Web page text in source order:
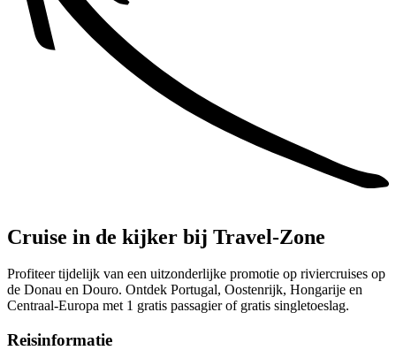
Cruise in de kijker bij Travel-Zone
Profiteer tijdelijk van een uitzonderlijke promotie op riviercruises op
de Donau en Douro. Ontdek Portugal, Oostenrijk, Hongarije en
Centraal-Europa met 1 gratis passagier of gratis singletoeslag.
Reisinformatie